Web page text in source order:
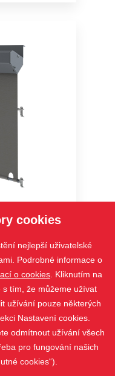
cookies
nejlepší uživatelské
Podrobné informace o
o cookies . Kliknutím na
s tím, že můžeme užívat
užívání pouze některých
Nastavení cookies.
odmítnout užívání všech
pro fungování našich
cookies“).